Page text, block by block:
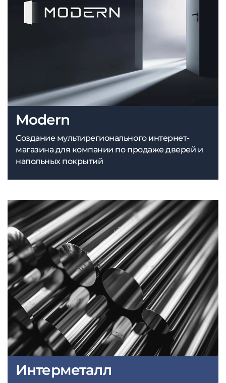
Modern
Создание мультирегионального интернет-
магазина для компании по продаже дверей и
напольных покрытий
Интерметалл